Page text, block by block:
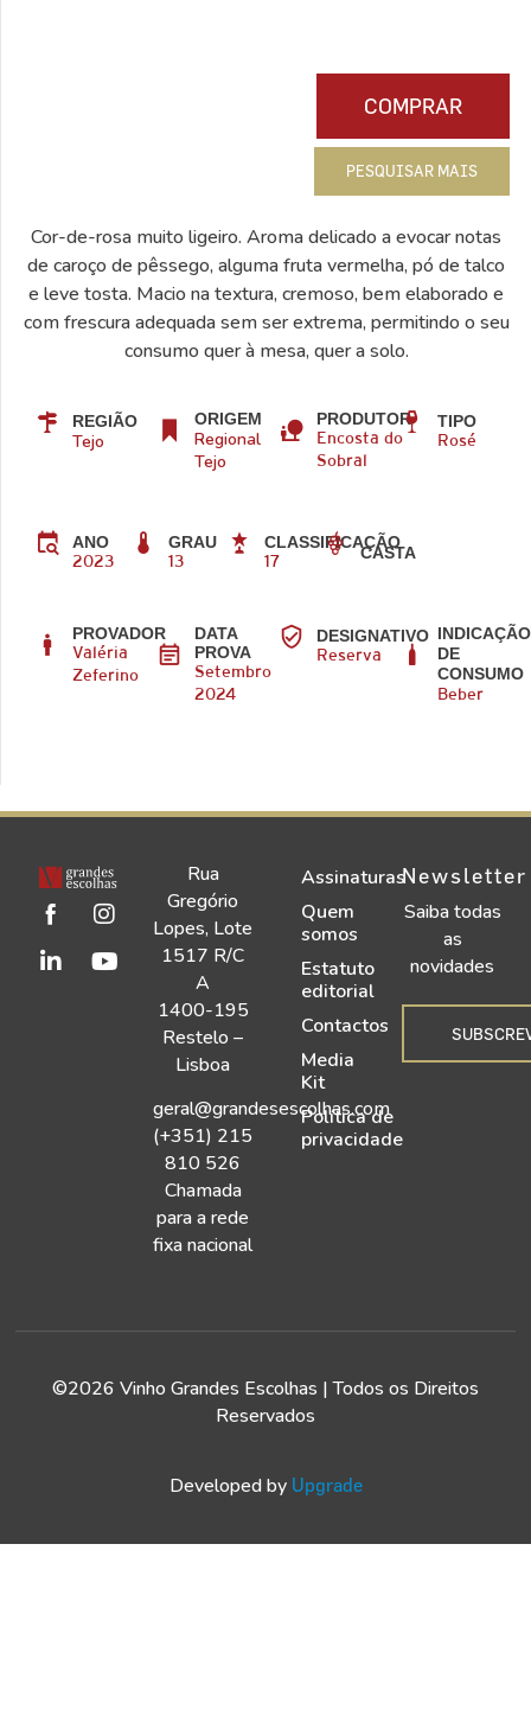
COMPRAR
PESQUISAR MAIS
Cor-de-rosa muito ligeiro. Aroma delicado a evocar notas
de caroço de pêssego, alguma fruta vermelha, pó de talco
e leve tosta. Macio na textura, cremoso, bem elaborado e
com frescura adequada sem ser extrema, permitindo o seu
consumo quer à mesa, quer a solo.
REGIÃO
Tejo
ORIGEM
Regional
Tejo
PRODUTOR
Encosta do
Sobral
TIPO
Rosé
ANO
2023
GRAU
13
CLASSIFICAÇÃO
17
CASTA
PROVADOR
Valéria
Zeferino
DATA
PROVA
Setembro
2024
DESIGNATIVO
Reserva
INDICAÇÃO
DE
CONSUMO
Beber
Rua
Gregório
Lopes, Lote
1517 R/C
A
1400-195
Restelo –
Lisboa
geral@grandesescolhas.com
(+351) 215
810 526
Chamada
para a rede
fixa nacional
Assinaturas
Quem
somos
Estatuto
editorial
Contactos
Media
Kit
Política de
privacidade
Newsletter
Saiba todas
as
novidades
©2026 Vinho Grandes Escolhas | Todos os Direitos
Reservados
Developed by Upgrade